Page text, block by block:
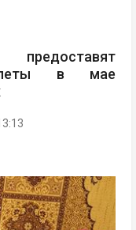
в мае